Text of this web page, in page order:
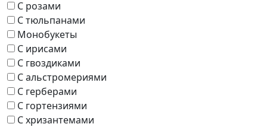
С розами
С тюльпанами
Монобукеты
С ирисами
С гвоздиками
С альстромериями
С герберами
С гортензиями
С хризантемами